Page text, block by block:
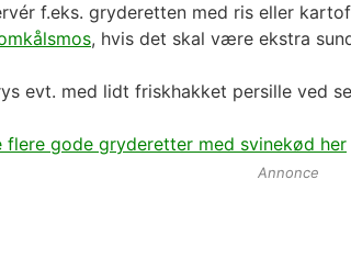
f.eks. gryderetten med ris eller
, hvis det skal være ekstra
evt. med lidt friskhakket persille ved
flere gode gryderetter med svinekød her
Annonce